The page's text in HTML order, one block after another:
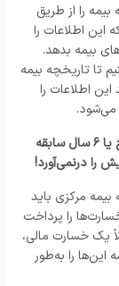
را از طریق
این اطلاعات را
بیمه بدهد.
تا تاریخچه بیمه
اطلاعات را
می‌شود.
این ندانستن مردم به نفع شرکت‌های بیمه است! پنج یا ۶ سال سابقه
را درنمی‌آورد!
مرکزی باید
را پرداخت
یک خسارت مالی،
را به‌طور